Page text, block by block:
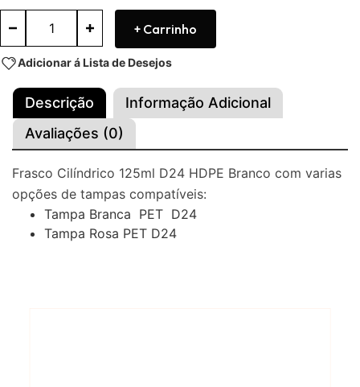
+ Carrinho
Adicionar á Lista de Desejos
Descrição
Informação Adicional
Avaliações (0)
Frasco Cilíndrico 125ml D24 HDPE Branco com varias
opções de tampas compatíveis:
Tampa Branca PET D24
Tampa Rosa PET D24